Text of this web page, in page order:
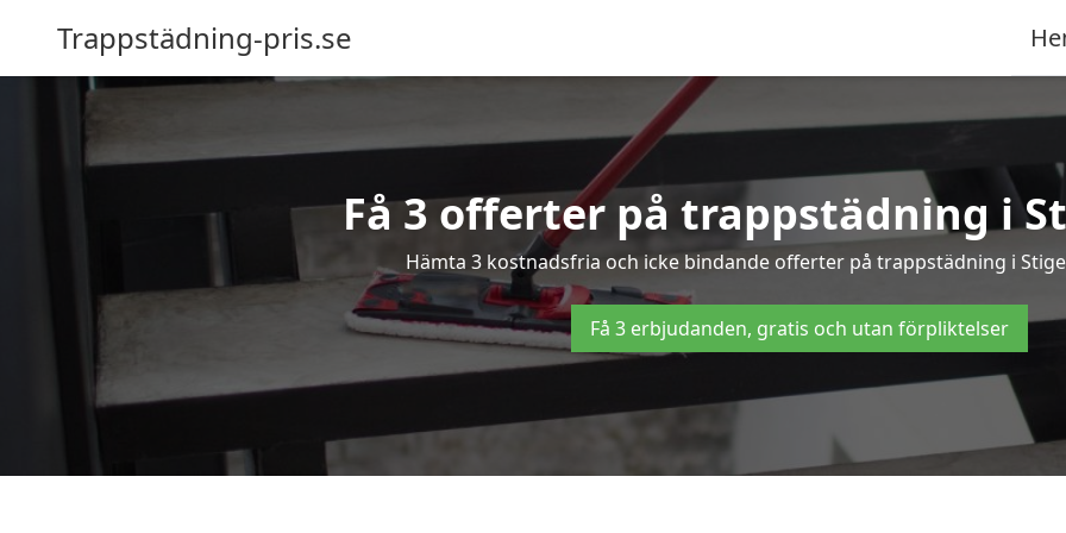
Trappstädning-pris.se
Få 3 offerter på trappstädning i
Hämta 3 kostnadsfria och icke bindande offerter på trappstädning i
Få 3 erbjudanden, gratis och utan förpliktelser